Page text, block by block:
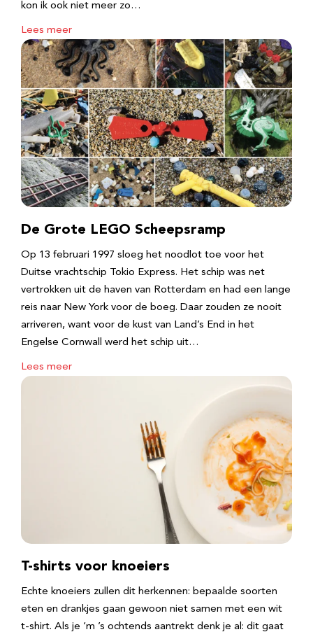
kon ik ook niet meer zo…
Lees meer
De Grote LEGO Scheepsramp
Op 13 februari 1997 sloeg het noodlot toe voor het
Duitse vrachtschip Tokio Express. Het schip was net
vertrokken uit de haven van Rotterdam en had een lange
reis naar New York voor de boeg. Daar zouden ze nooit
arriveren, want voor de kust van Land’s End in het
Engelse Cornwall werd het schip uit…
Lees meer
T-shirts voor knoeiers
Echte knoeiers zullen dit herkennen: bepaalde soorten
eten en drankjes gaan gewoon niet samen met een wit
t-shirt. Als je ‘m ’s ochtends aantrekt denk je al: dit gaat